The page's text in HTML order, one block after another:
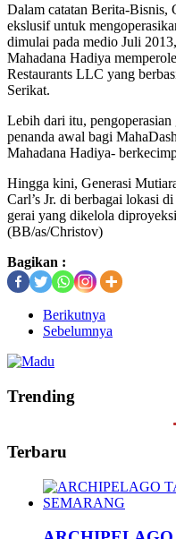
Dalam catatan Berita-Bisnis,
ekslusif untuk
dimulai pada medio Juli
Mahadana Hadiya
Restaurants LLC yang
Serikat.
Lebih dari itu, pengoperasian
penanda awal bagi
Mahadana Hadiya-
Hingga kini, Generasi
Carl’s Jr. di berbagai lokasi
gerai yang dikelola
(BB/as/Christov)
Bagikan :
Berikutnya
Sebelumnya
Trending
Terbaru